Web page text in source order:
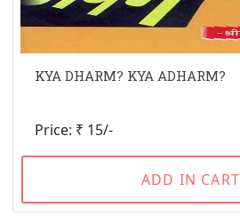
KYA DHARM? KYA ADHARM?
Price: ₹ 15/-
ADD IN CART